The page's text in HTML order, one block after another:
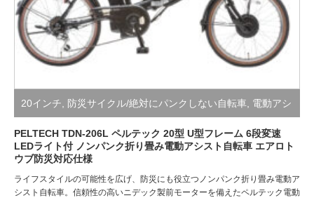
20インチ 防災サイクル/絶対にパンクしない自転車 電動アシ
スト自転車
PELTECH TDN-206L ペルテック 20型 U型フレーム 6段変速
LEDライト付 ノンパンク折り畳み電動アシスト自転車 エアロト
ウブ防災対応仕様
ライフスタイルの可能性を広げ、防災にも役立つノンパンク折り畳み電動ア
シスト自転車。信頼性の高いニデック製前モーターを備えたペルテック電動